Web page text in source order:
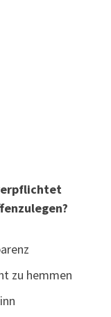
zu hemmen